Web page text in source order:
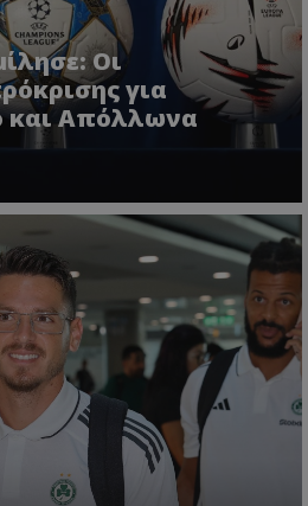
Οι
για
και Απόλλωνα